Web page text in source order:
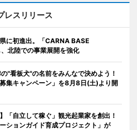
レスリリース
に初進出。「CARNA BASE
北陸での事業展開を強化
"看板犬"の名前をみんなで決めよう！
集キャンペーン」を8月8日(土)より開
「自立して稼ぐ」観光起業家を創出！
ションガイド育成プロジェクト」が